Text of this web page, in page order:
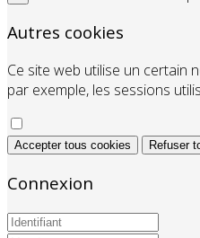
Autres cookies
Ce site web utilise un certain
par exemple, les sessions
Accepter tous cookies Refuser
Connexion